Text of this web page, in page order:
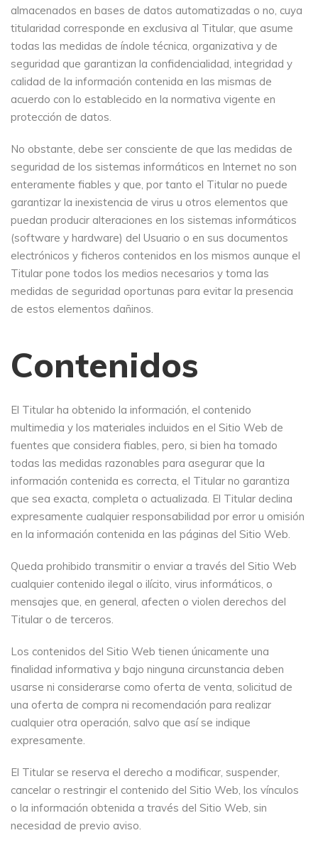
almacenados en bases de datos automatizadas o no, cuya
titularidad corresponde en exclusiva al Titular, que asume
todas las medidas de índole técnica, organizativa y de
seguridad que garantizan la confidencialidad, integridad y
calidad de la información contenida en las mismas de
acuerdo con lo establecido en la normativa vigente en
protección de datos.
No obstante, debe ser consciente de que las medidas de
seguridad de los sistemas informáticos en Internet no son
enteramente fiables y que, por tanto el Titular no puede
garantizar la inexistencia de virus u otros elementos que
puedan producir alteraciones en los sistemas informáticos
(software y hardware) del Usuario o en sus documentos
electrónicos y ficheros contenidos en los mismos aunque el
Titular pone todos los medios necesarios y toma las
medidas de seguridad oportunas para evitar la presencia
de estos elementos dañinos.
Contenidos
El Titular ha obtenido la información, el contenido
multimedia y los materiales incluidos en el Sitio Web de
fuentes que considera fiables, pero, si bien ha tomado
todas las medidas razonables para asegurar que la
información contenida es correcta, el Titular no garantiza
que sea exacta, completa o actualizada. El Titular declina
expresamente cualquier responsabilidad por error u omisión
en la información contenida en las páginas del Sitio Web.
Queda prohibido transmitir o enviar a través del Sitio Web
cualquier contenido ilegal o ilícito, virus informáticos, o
mensajes que, en general, afecten o violen derechos del
Titular o de terceros.
Los contenidos del Sitio Web tienen únicamente una
finalidad informativa y bajo ninguna circunstancia deben
usarse ni considerarse como oferta de venta, solicitud de
una oferta de compra ni recomendación para realizar
cualquier otra operación, salvo que así se indique
expresamente.
El Titular se reserva el derecho a modificar, suspender,
cancelar o restringir el contenido del Sitio Web, los vínculos
o la información obtenida a través del Sitio Web, sin
necesidad de previo aviso.